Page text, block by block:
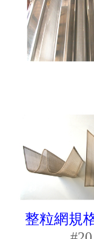
整粒網規